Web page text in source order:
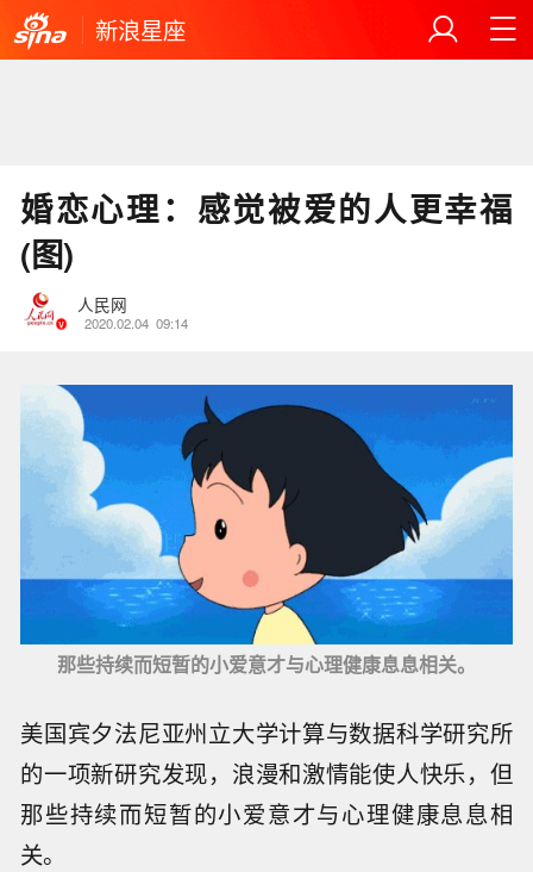
新浪星座
婚恋心理：感觉被爱的人更幸福
(图)
人民网
2020.02.04 09:14
那些持续而短暂的小爱意才与心理健康息息相关。
美国宾夕法尼亚州立大学计算与数据科学研究所
的一项新研究发现，浪漫和激情能使人快乐，但
那些持续而短暂的小爱意才与心理健康息息相
关。